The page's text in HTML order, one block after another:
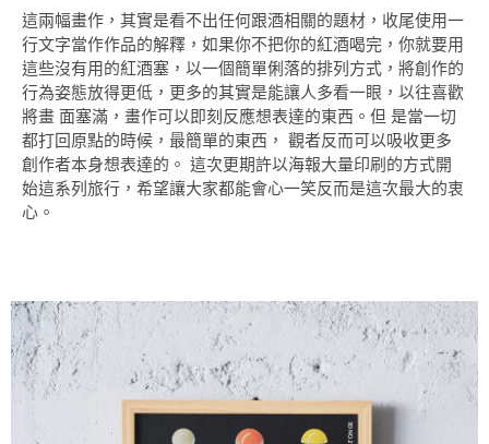
這兩幅畫作，其實是看不出任何跟酒相關的題材，收尾使用一
行文字當作作品的解釋，如果你不把你的紅酒喝完，你就要用
這些沒有用的紅酒塞，以一個簡單俐落的排列方式，將創作的
行為姿態放得更低，更多的其實是能讓人多看一眼，以往喜歡
將畫 面塞滿，畫作可以即刻反應想表達的東西。但 是當一切
都打回原點的時候，最簡單的東西， 觀者反而可以吸收更多
創作者本身想表達的。 這次更期許以海報大量印刷的方式開
始這系列旅行，希望讓大家都能會心一笑反而是這次最大的衷
心。